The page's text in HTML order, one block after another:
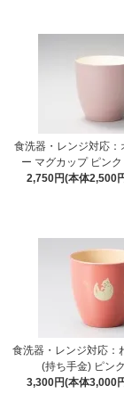
食洗器・レンジ対応：
ー マグカップ ピン
2,750円(本体2,500
食洗器・レンジ対応：
(持ち手金) ピン
3,300円(本体3,000